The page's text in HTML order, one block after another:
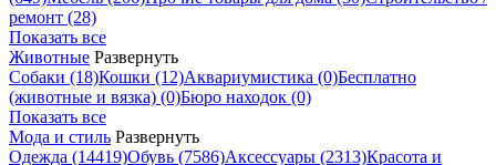
ремонт (28)
Показать все
Животные Развернуть
Собаки (18)Кошки (12)Аквариумистика (0)Бесплатно
(животные и вязка) (0)Бюро находок (0)
Показать все
Мода и стиль Развернуть
Одежда (14419)Обувь (7586)Аксессуары (2313)Красота и